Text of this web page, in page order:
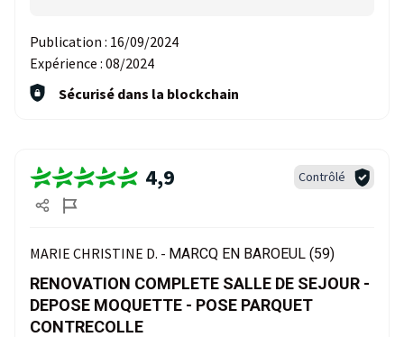
Publication : 16/09/2024
Expérience : 08/2024
Sécurisé dans la blockchain
4,9 Contrôlé
MARIE CHRISTINE D. - MARCQ EN BAROEUL (59)
RENOVATION COMPLETE SALLE DE SEJOUR -
DEPOSE MOQUETTE - POSE PARQUET
CONTRECOLLE